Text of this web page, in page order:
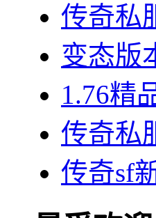
传奇私
变态版
1.76精
传奇私
传奇sf